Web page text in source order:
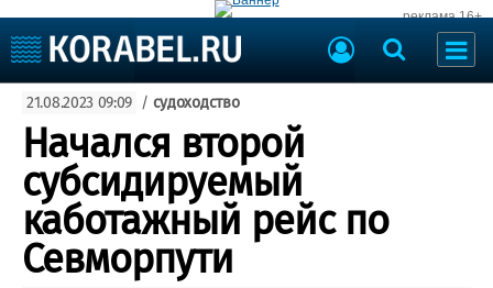
реклама 16+
Судоходство
Судоремонт
События
Пресс-релизы
Порты
Рыболовство
ВМФ
Образование
Яхты и катера
Еще
21.08.2023 09:09 / судоходство
Начался второй
субсидируемый
каботажный рейс по
Севморпути